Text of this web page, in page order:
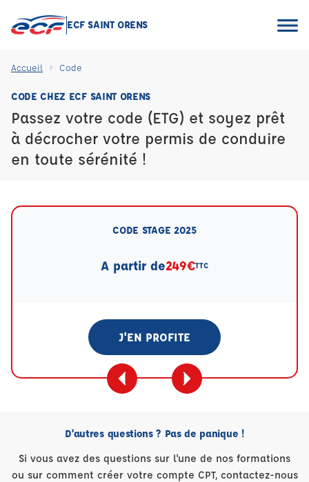
ECF SAINT ORENS
Accueil Code
CODE CHEZ ECF SAINT ORENS
Passez votre code (ETG) et soyez prêt
à décrocher votre permis de conduire
en toute sérénité !
CODE STAGE 2025
A partir de249€TTC
J'EN PROFITE
D'autres questions ? Pas de panique !
Si vous avez des questions sur l'une de nos formations
ou sur comment créer votre compte CPT, contactez-nous